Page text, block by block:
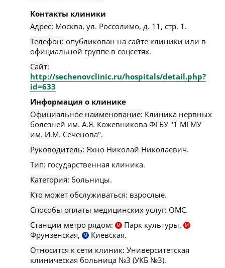
Контакты клиники
Адрес: Москва, ул. Россолимо, д. 11, стр. 1 .
Телефон: опубликован на сайте клиники или в
официальной группе в соцсетях.
Сайт:
http://sechenovclinic.ru/hospitals/detail.php?
id=633
Информация о клинике
Официальное наименование: Клиника нервных
болезней им. А.Я. Кожевникова ФГБУ "1 МГМУ
им. И.М. Сеченова".
Руководитель: Яхно Николай Николаевич.
Тип: государственная клиника.
Категория: больницы.
Кто может обслуживаться: взрослые.
Способы оплаты медицинских услуг: ОМС.
Станции метро рядом:
М Парк культуры, М
Фрунзенская, М
Киевская.
Относится к сети клиник: Университетская
клиническая больница №3 (УКБ №3).